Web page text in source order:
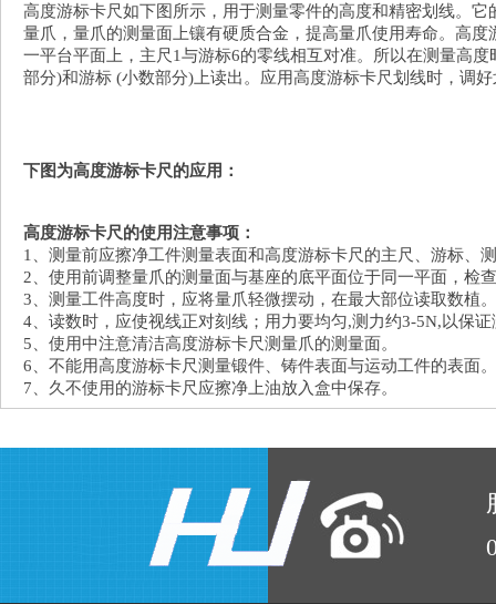
高度游标卡尺如下图所示，用于测量零件的高度和精密划线。
量爪，量爪的测量面上镶有硬质合金，提高量爪使用寿命。高
一平台平面上，主尺1与游标6的零线相互对准。所以在测量高
部分)和游标 (小数部分)上读出。应用高度游标卡尺划线时，调
下图为高度游标卡尺的应用：
高度游标卡尺的使用注意事项：
1、测量前应擦净工件测量表面和高度游标卡尺的主尺、游标、
2、使用前调整量爪的测量面与基座的底平面位于同一平面，检
3、测量工件高度时，应将量爪轻微摆动，在最大部位读取数植。
4、读数时，应使视线正对刻线；用力要均匀,测力约3-5N,以保
5、使用中注意清洁高度游标卡尺测量爪的测量面。
6、不能用高度游标卡尺测量锻件、铸件表面与运动工件的表面
7、久不使用的游标卡尺应擦净上油放入盒中保存。